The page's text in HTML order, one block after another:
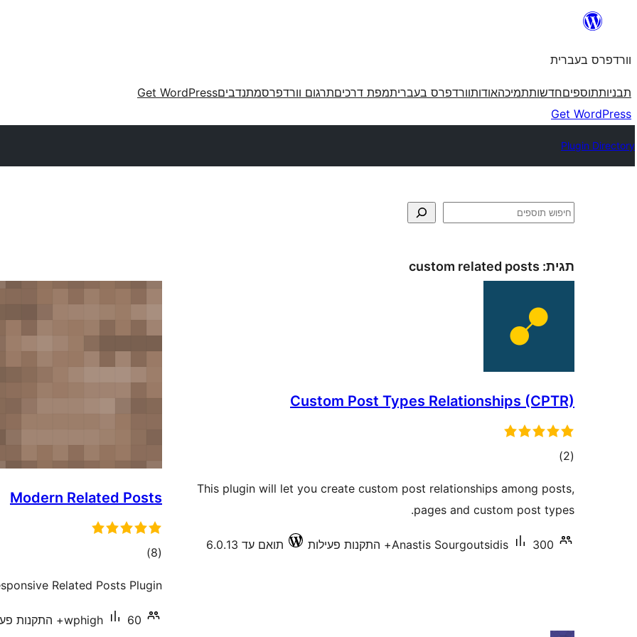
וורדפרס בעברית
תבניותתוספיםחדשותתמיכהאודותוורדפרס בעבריתמפת דרכיםתרגום וורדפרסמתנדביםGet WordPress
Get WordPress
Plugin Directory
חיפוש
תגית: custom related posts
Custom Post Types Relationships (CPTR)
(2 דרוגים)
This plugin will let you create custom post relationships among posts,
pages and custom post types.
Anastis Sourgoutsidis 300+ התקנות פעילות תואם עד 6.0.13
Modern Related Posts
(8 דרוגים)
Related Posts Plugin.
wphigh 60+ התקנות פעילות